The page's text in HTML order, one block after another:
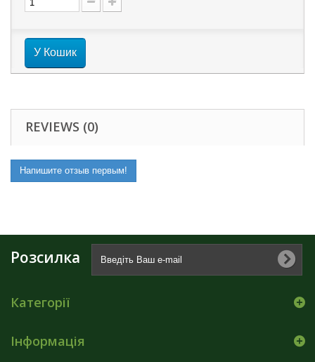
У Кошик
REVIEWS (0)
Напишите отзыв первым!
Розсилка
Категорії
Інформація